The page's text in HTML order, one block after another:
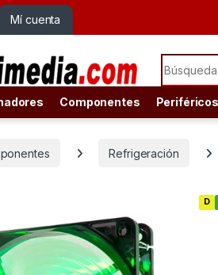
Mí cuenta
Search
Componentes Periféricos
Refrigeración
D